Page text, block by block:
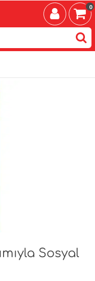
0
Sosyal